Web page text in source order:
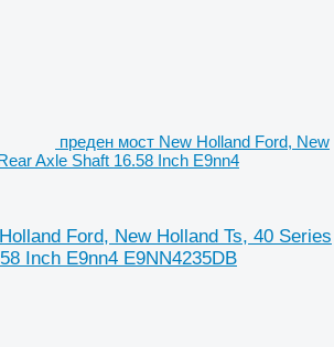
преден мост New Holland Ford, New
Axle Shaft 16.58 Inch E9nn4
Ford, New Holland Ts, 40 Series
Inch E9nn4 E9NN4235DB